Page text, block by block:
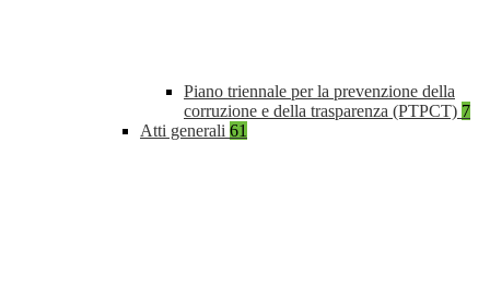
Piano triennale per la prevenzione della
corruzione e della trasparenza (PTPCT) 7
Atti generali 61